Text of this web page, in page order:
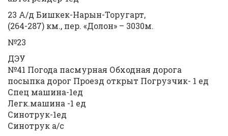
23 А/д Бишкек-Нарын-Торугарт,
(264-287) км., пер. «Долон» – 3030м.
№23
ДЭУ
№41 Погода пасмурная Обходная дорога
посыпка дорог Проезд открыт Погрузчик- 1 ед
Спец машина-1ед
Легк.машина -1 ед
Синотрук-1ед
Синотрук а/с